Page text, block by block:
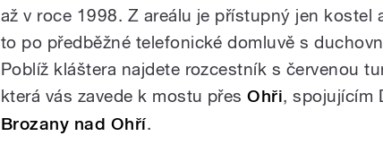
až v roce 1998. Z areálu je přístupný jen kostel
to po předběžné telefonické domluvě s
Poblíž kláštera najdete rozcestník s červenou
která vás zavede k mostu přesOhři, spojujícím
Brozany nad Ohří.